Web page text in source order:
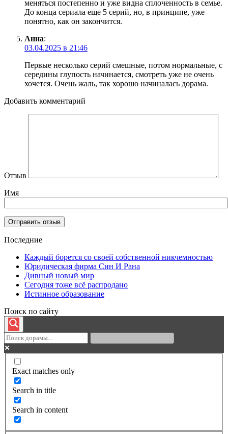
меняться постепенно и уже видна сплоченность в семье.
До конца сериала еще 5 серий, но, в принципе, уже
понятно, как он закончится.
Анна:
03.04.2025 в 21:46
Первые несколько серий смешные, потом нормальные, с
середины глупость начинается, смотреть уже не очень
хочется. Очень жаль, так хорошо начиналась дорама.
Добавить комментарий
Отзыв
Имя
Последние
Каждый борется со своей собственной никчемностью
Юридическая фирма Син И Рана
Дивный новый мир
Сегодня тоже всё распродано
Истинное образование
Поиск по сайту
Exact matches only
Search in title
Search in content